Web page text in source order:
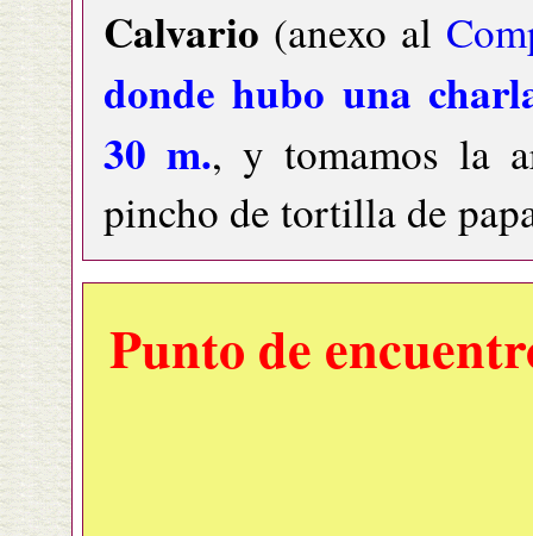
Calvario (anexo al
donde hubo una
30 m., y tomamos la
pincho de tortilla de
Punto de